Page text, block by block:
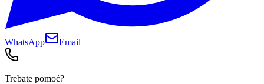
WhatsApp Email
Trebate pomoć?